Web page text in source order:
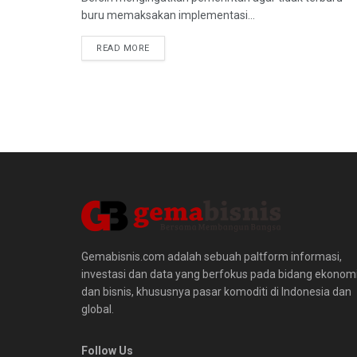
buru memaksakan implementasi...
READ MORE
Gemabisnis.com adalah sebuah paltform informasi,
investasi dan data yang berfokus pada bidang
dan bisnis, khususnya pasar komoditi di Indonesia dan
global.
Follow Us